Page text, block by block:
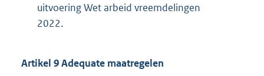
uitvoering Wet arbeid vreemdelingen
2022.
Artikel 9 Adequate maatregelen